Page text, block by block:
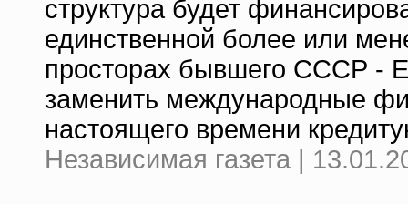
структура будет
единственной более или
просторах бывшего СССР -
заменить международные
настоящего времени
Независимая газета |